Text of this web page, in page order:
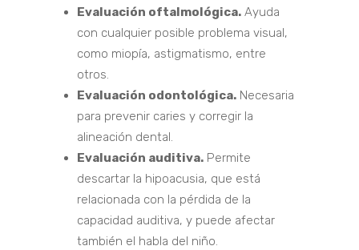
Evaluación oftalmológica.Ayuda
con cualquier posible problema visual,
como miopía, astigmatismo, entre
otros.
Evaluación odontológica.Necesaria
para prevenir caries y corregir la
alineación dental.
Evaluación auditiva.Permite
descartar la hipoacusia, que está
relacionada con la pérdida de la
capacidad auditiva, y puede afectar
también el habla del niño.